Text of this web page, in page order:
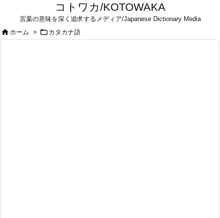
コトワカ/KOTOWAKA
言葉の意味を深く追求するメディア/Japanese Dictionary Media
ホーム >  カタカナ語